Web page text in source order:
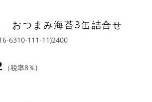
おつまみ海苔3缶詰合せ
6310-111-11)2400
（税率8％)